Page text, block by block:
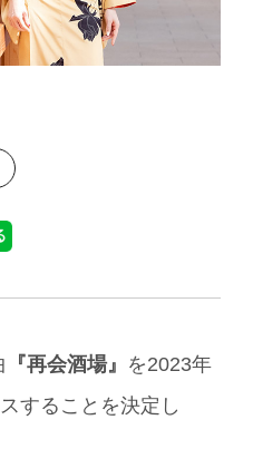
『再会酒場』 を2023年
することを決定し